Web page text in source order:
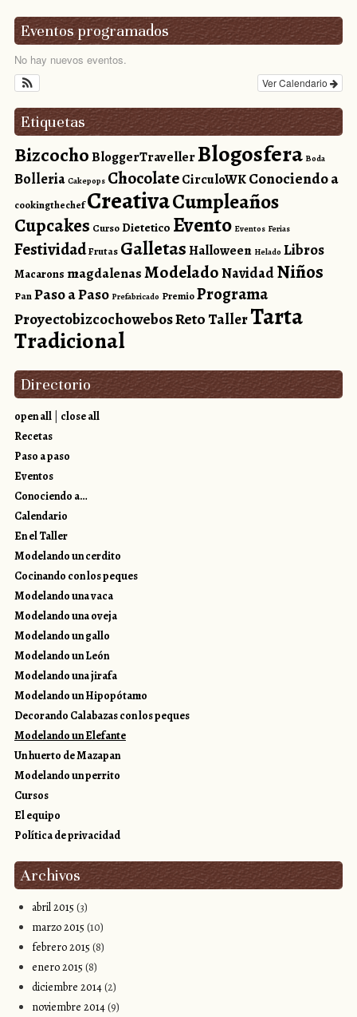
Eventos programados
No hay nuevos eventos.
Ver Calendario
Etiquetas
BizcochoBloggerTravellerBlogosfera Boda
Bolleria Cakepops ChocolateCirculoWKConociendo a
cookingthechef CreativaCumpleaños
Cupcakes CursoDietetico Evento Eventos Ferias
FestividadFrutas GalletasHalloween Helado Libros
Macarons magdalenasModeladoNavidadNiños
PanPaso a Paso Prefabricado PremioPrograma
ProyectobizcochowebosReto TallerTarta
Tradicional
Directorio
open all| close all
Recetas
Paso a paso
Eventos
Conociendo a…
Calendario
En el Taller
Modelando un cerdito
Cocinando con los peques
Modelando una vaca
Modelando una oveja
Modelando un gallo
Modelando un León
Modelando una jirafa
Modelando un Hipopótamo
Decorando Calabazas con los peques
Modelando un Elefante
Un huerto de Mazapan
Modelando un perrito
Cursos
El equipo
Política de privacidad
Archivos
abril 2015 (3)
marzo 2015 (10)
febrero 2015 (8)
enero 2015 (8)
diciembre 2014(2)
noviembre 2014(9)